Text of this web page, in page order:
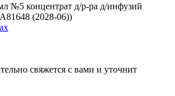
№5 концентрат д/р-ра д/инфузий
(2028-06))
свяжется с вами и уточнит